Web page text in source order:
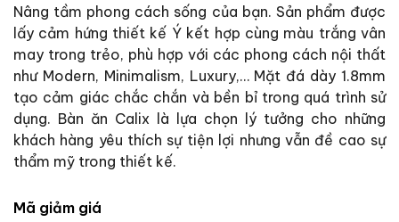
Nâng tầm phong cách sống của bạn. Sản phẩm được
lấy cảm hứng thiết kế Ý kết hợp cùng màu trắng vân
may trong trẻo, phù hợp với các phong cách nội thất
như Modern, Minimalism, Luxury,… Mặt đá dày 1.8mm
tạo cảm giác chắc chắn và bền bỉ trong quá trình sử
dụng. Bàn ăn Calix là lựa chọn lý tưởng cho những
khách hàng yêu thích sự tiện lợi nhưng vẫn đề cao sự
thẩm mỹ trong thiết kế.
Mã giảm giá